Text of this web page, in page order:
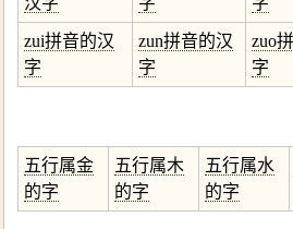
zui拼音的汉
字
zun拼音的汉
字
zuo
字
五行属金
的字
五行属木
的字
五行属水
的字